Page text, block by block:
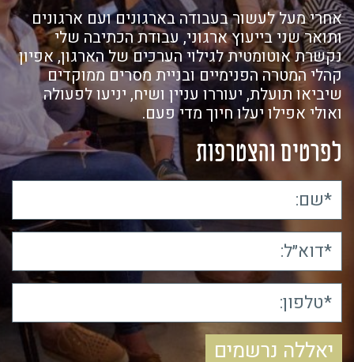
n
אחרי מעל לעשור בעבודה בארגונים ועם ארגונים
ותואר שני בייעוץ ארגוני, עבודת הכתיבה שלי
נקשרת אוטומטית לגילוי הערכים של הארגון, אפיון
קהלי המטרה הפנימיים ובניית מסרים ממוקדים
שיביאו תועלת, יעוררו עניין ושיח, יניעו לפעולה
ואולי אפילו יעלו חיוך מדי פעם.
לפרטים והצטרפות